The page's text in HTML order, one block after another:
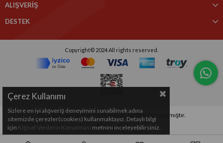
ALIŞVERİŞ
DESTEK
Copyright© 2024 All rights reserved.
Bu sitenin kurulumu Keyo Digital tarafından yapılmıştır.
Çerez Kullanımı
Sizlere en iyi alışveriş deneyimini sunabilmek adına
sitemizde çerezler(cookies) kullanmaktayız. Detaylı bilgi
için Kişisel Verilerin Korunması metnini inceleyebilirsiniz.